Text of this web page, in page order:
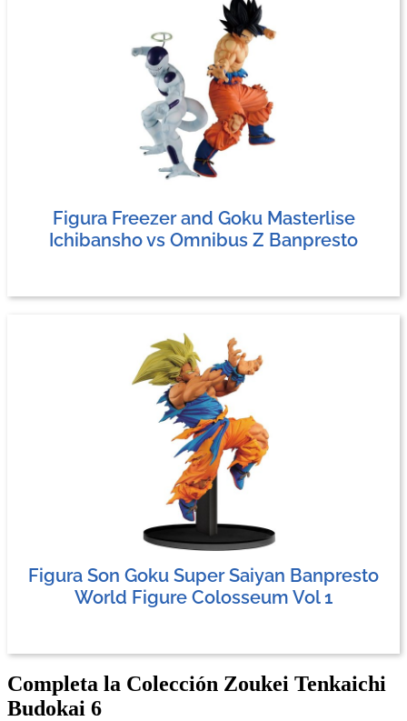
Figura Freezer and Goku Masterlise
Ichibansho vs Omnibus Z Banpresto
Figura Son Goku Super Saiyan Banpresto
World Figure Colosseum Vol 1
Completa la Colección Zoukei Tenkaichi
Budokai 6